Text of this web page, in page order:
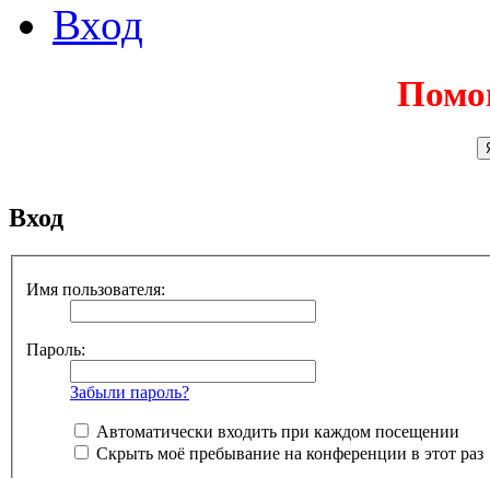
Вход
Вход
Имя пользователя:
Пароль:
Забыли пароль?
Автоматически входить при каждом посещении
Скрыть моё пребывание на конференции в этот раз